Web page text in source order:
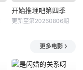
开始推理吧第四季
更新至第20260806期
更多电影